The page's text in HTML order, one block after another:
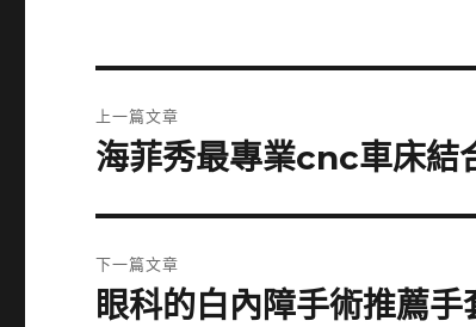
章
上一篇文章
上
篇
文
章:
海菲秀最專業cnc車床結
下一篇文章
下
眼科的白內障手術推薦